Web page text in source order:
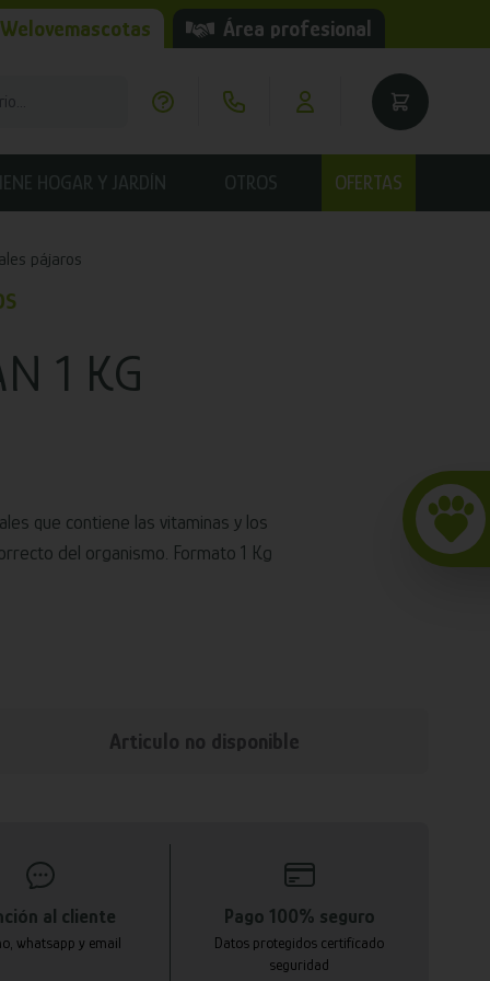
Área profesional
HOGAR Y JARDÍN OTROS OFERTAS
pájaros
1 KG
que contiene las vitaminas y los
del organismo. Formato 1 Kg
Articulo no disponible
al cliente
whatsapp y email
Pago 100% seguro
Datos protegidos certificado
seguridad